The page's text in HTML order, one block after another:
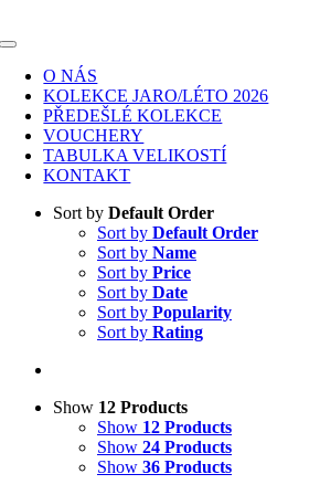
to
Toggle
Navigation
O NÁS
KOLEKCE JARO/LÉTO 2026
PŘEDEŠLÉ KOLEKCE
VOUCHERY
TABULKA VELIKOSTÍ
KONTAKT
Sort by Default Order
Sort by Default Order
Sort by Name
Sort by Price
Sort by Date
Sort by Popularity
Sort by Rating
Show 12 Products
Show 12 Products
Show 24 Products
Show 36 Products